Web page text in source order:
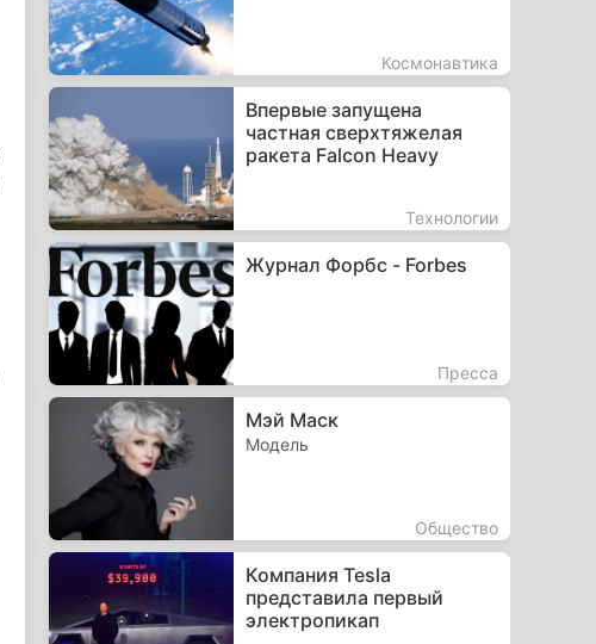
Космонавтика
Впервые запущена
частная сверхтяжелая
ракета Falcon Heavy
Технологии
Журнал Форбс - Forbes
Пресса
Мэй Маск
Модель
Общество
Компания Tesla
представила первый
электропикап